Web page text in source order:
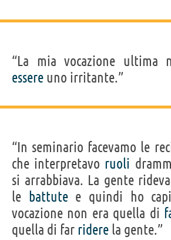
“La mia vocazione ultima
essere uno irritante.”
“In seminario facevamo le
che interpretavo ruoli
si arrabbiava. La gente
le battutee quindi ho
vocazione non era quella di
quella di far ridere la gente.”